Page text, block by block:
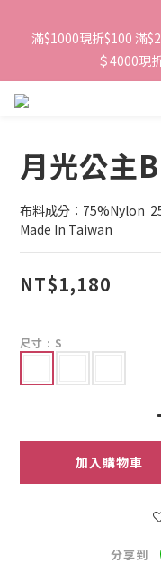
滿$1000現折$100 滿
＄4000現
月光公主
布料成分：75%Nylon
Made In Taiwan
NT$1,180
尺寸 : S
加入購物車
分享到